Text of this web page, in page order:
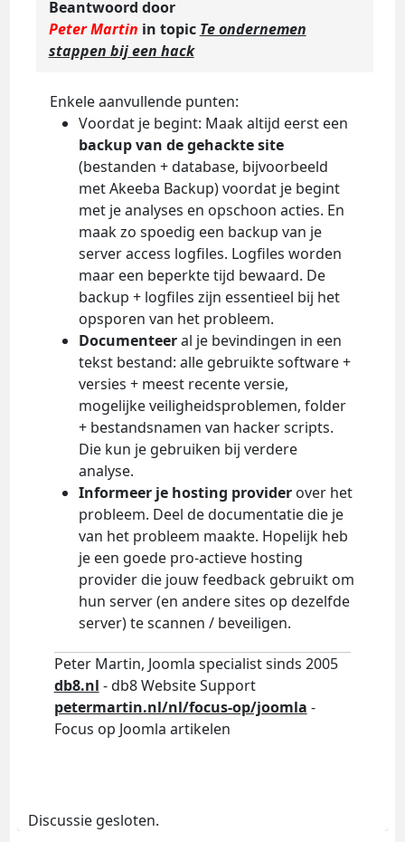
Beantwoord door
Peter Martin in topic Te ondernemen
stappen bij een hack
Enkele aanvullende punten:
Voordat je begint: Maak altijd eerst een
backup van de gehackte site
(bestanden + database, bijvoorbeeld
met Akeeba Backup) voordat je begint
met je analyses en opschoon acties. En
maak zo spoedig een backup van je
server access logfiles. Logfiles worden
maar een beperkte tijd bewaard. De
backup + logfiles zijn essentieel bij het
opsporen van het probleem.
Documenteeral je bevindingen in een
tekst bestand: alle gebruikte software +
versies + meest recente versie,
mogelijke veiligheidsproblemen, folder
+ bestandsnamen van hacker scripts.
Die kun je gebruiken bij verdere
analyse.
Informeer je hosting providerover het
probleem. Deel de documentatie die je
van het probleem maakte. Hopelijk heb
je een goede pro-actieve hosting
provider die jouw feedback gebruikt om
hun server (en andere sites op dezelfde
server) te scannen / beveiligen.
Peter Martin, Joomla specialist sinds 2005
db8.nl - db8 Website Support
petermartin.nl/nl/focus-op/joomla -
Focus op Joomla artikelen
Discussie gesloten.